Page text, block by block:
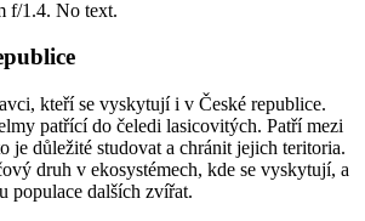
kteří se vyskytují i v České republice.
patřící do čeledi lasicovitých. Patří mezi
je důležité studovat a chránit jejich teritoria.
druh v ekosystémech, kde se vyskytují, a
populace dalších zvířat.